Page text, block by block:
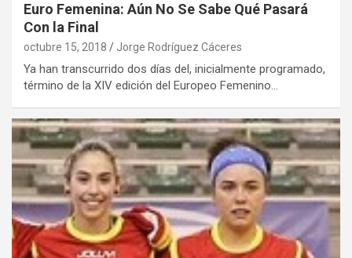
Euro Femenina: Aún No Se Sabe Qué Pasará
Con la Final
octubre 15, 2018 Jorge Rodríguez Cáceres
Ya han transcurrido dos días del, inicialmente programado,
término de la XIV edición del Europeo Femenino…